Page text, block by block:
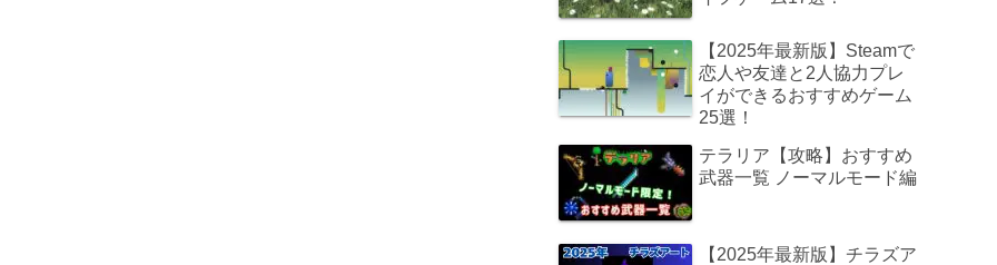
【2025年最新版】Steamで
恋人や友達と2人協力プレ
イができるおすすめゲーム
25選！
テラリア【攻略】おすすめ
武器一覧 ノーマルモード編
【2025年最新版】チラズア